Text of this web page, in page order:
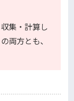
集・計算し
両方とも、